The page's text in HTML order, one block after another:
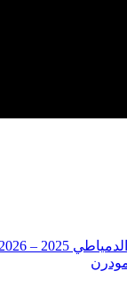
2025 – 2026